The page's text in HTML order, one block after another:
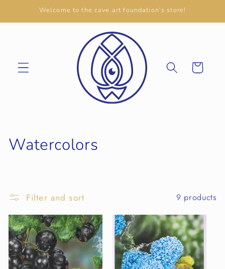
Welcome to the cave.art foundation's store!
Cart
Watercolors
Filter and sort 9 products